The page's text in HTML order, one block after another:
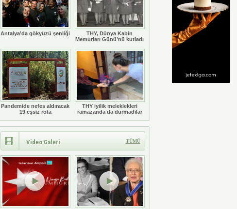
Antalya’da gökyüzü şenliği
THY, Dünya Kabin
Memurları Günü’nü kutladı
Pandemide nefes aldıracak
19 eşsiz rota
THY iyilik meleklekleri
ramazanda da durmadılar
Video Galeri TÜMÜ